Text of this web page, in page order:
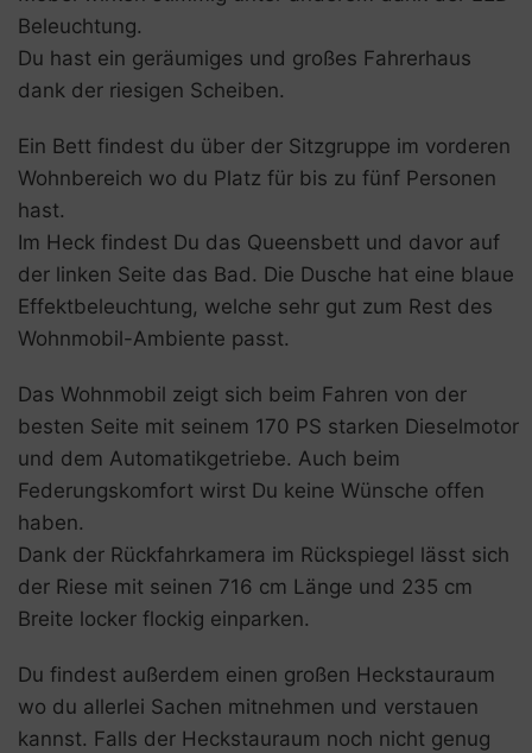
Beleuchtung.
Du hast ein geräumiges und großes Fahrerhaus
dank der riesigen Scheiben.
Ein Bett findest du über der Sitzgruppe im vorderen
Wohnbereich wo du Platz für bis zu fünf Personen
hast.
Im Heck findest Du das Queensbett und davor auf
der linken Seite das Bad. Die Dusche hat eine blaue
Effektbeleuchtung, welche sehr gut zum Rest des
Wohnmobil-Ambiente passt.
Das Wohnmobil zeigt sich beim Fahren von der
besten Seite mit seinem 170 PS starken Dieselmotor
und dem Automatikgetriebe. Auch beim
Federungskomfort wirst Du keine Wünsche offen
haben.
Dank der Rückfahrkamera im Rückspiegel lässt sich
der Riese mit seinen 716 cm Länge und 235 cm
Breite locker flockig einparken.
Du findest außerdem einen großen Heckstauraum
wo du allerlei Sachen mitnehmen und verstauen
kannst. Falls der Heckstauraum noch nicht genug